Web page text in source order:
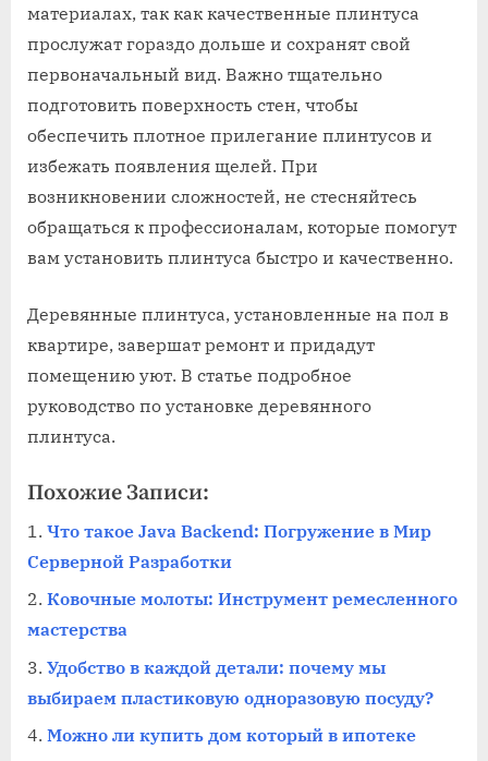
материалах, так как качественные плинтуса
прослужат гораздо дольше и сохранят свой
первоначальный вид. Важно тщательно
подготовить поверхность стен, чтобы
обеспечить плотное прилегание плинтусов и
избежать появления щелей. При
возникновении сложностей, не стесняйтесь
обращаться к профессионалам, которые помогут
вам установить плинтуса быстро и качественно.
Деревянные плинтуса, установленные на пол в
квартире, завершат ремонт и придадут
помещению уют. В статье подробное
руководство по установке деревянного
плинтуса.
Похожие Записи:
Что такое Java Backend: Погружение в Мир
Серверной Разработки
Ковочные молоты: Инструмент ремесленного
мастерства
Удобство в каждой детали: почему мы
выбираем пластиковую одноразовую посуду?
Можно ли купить дом который в ипотеке